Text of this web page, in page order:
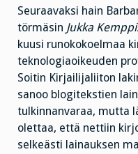
Seuraavaksi hain
törmäsin Jukka
kuusi runokokoelmaa
teknologiaoikeuden
Soitin Kirjailijaliiton
sanoo blogitekstien
tulkinnanvaraa, mutta
olettaa, että nettiin
selkeästi lainauksen